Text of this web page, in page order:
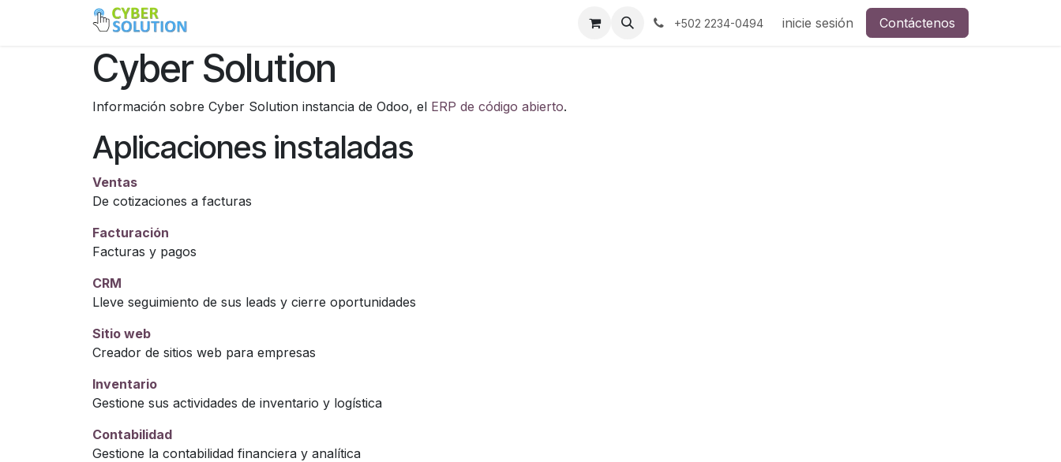
+502 2234-0494 inicie sesión Contáctenos
Cyber Solution
Información sobre Cyber Solution instancia de Odoo, el ERP de código abierto.
Aplicaciones instaladas
Ventas
De cotizaciones a facturas
Facturación
Facturas y pagos
CRM
Lleve seguimiento de sus leads y cierre oportunidades
Sitio web
Creador de sitios web para empresas
Inventario
Gestione sus actividades de inventario y logística
Contabilidad
Gestione la contabilidad financiera y analítica